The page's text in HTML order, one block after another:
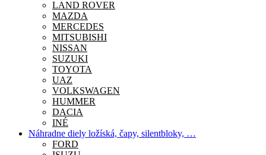
LAND ROVER
MAZDA
MERCEDES
MITSUBISHI
NISSAN
SUZUKI
TOYOTA
UAZ
VOLKSWAGEN
HUMMER
DACIA
INÉ
Náhradne diely ložíská, čapy, silentbloky, …
FORD